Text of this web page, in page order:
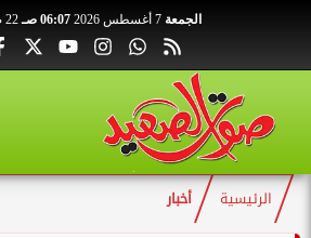
الجمعة 7 أغسطس 2026 06:07 صـ 22 صفر 1448
الرئيسية أخبار